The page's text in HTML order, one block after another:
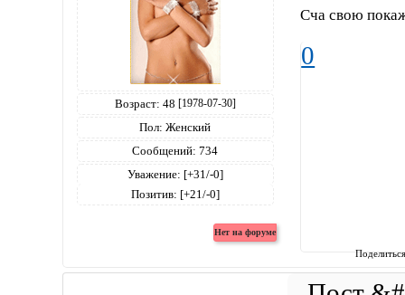
Возраст: 48 [1978-07-30]
Пол: Женский
Сообщений: 734
Уважение: [+31/-0]
Позитив: [+21/-0]
Сча свою
0